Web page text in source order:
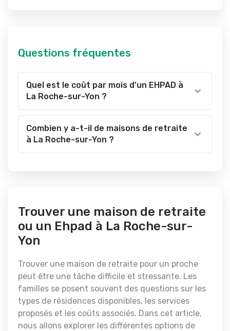
Questions fréquentes
Quel est le coût par mois d'un EHPAD à
La Roche-sur-Yon ?
Combien y a-t-il de maisons de retraite
à La Roche-sur-Yon ?
Trouver une maison de retraite
ou un Ehpad à La Roche-sur-
Yon
Trouver une maison de retraite pour un proche
peut être une tâche difficile et stressante. Les
familles se posent souvent des questions sur les
types de résidences disponibles, les services
proposés et les coûts associés. Dans cet article,
nous allons explorer les différentes options de